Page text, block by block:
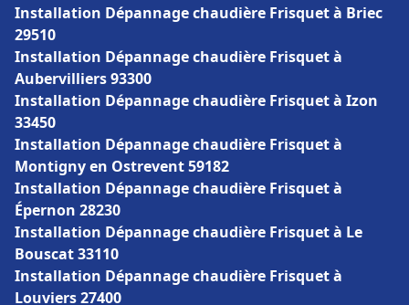
Installation Dépannage chaudière Frisquet à Briec
29510
Installation Dépannage chaudière Frisquet à
Aubervilliers 93300
Installation Dépannage chaudière Frisquet à Izon
33450
Installation Dépannage chaudière Frisquet à
Montigny en Ostrevent 59182
Installation Dépannage chaudière Frisquet à
Épernon 28230
Installation Dépannage chaudière Frisquet à Le
Bouscat 33110
Installation Dépannage chaudière Frisquet à
Louviers 27400